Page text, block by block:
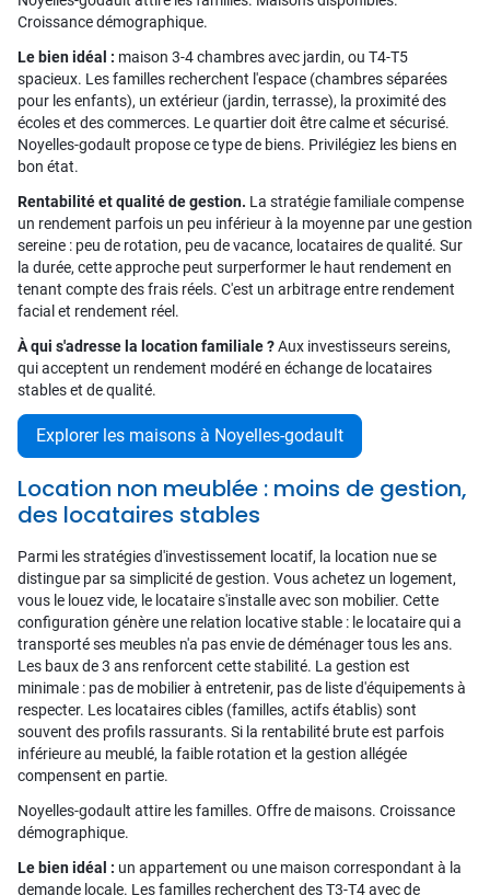
Croissance démographique.
Le bien idéal : maison 3-4 chambres avec jardin, ou T4-T5
spacieux. Les familles recherchent l'espace (chambres séparées
pour les enfants), un extérieur (jardin, terrasse), la proximité des
écoles et des commerces. Le quartier doit être calme et sécurisé.
Noyelles-godault propose ce type de biens. Privilégiez les biens en
bon état.
Rentabilité et qualité de gestion. La stratégie familiale compense
un rendement parfois un peu inférieur à la moyenne par une gestion
sereine : peu de rotation, peu de vacance, locataires de qualité. Sur
la durée, cette approche peut surperformer le haut rendement en
tenant compte des frais réels. C'est un arbitrage entre rendement
facial et rendement réel.
À qui s'adresse la location familiale ?Aux investisseurs sereins,
qui acceptent un rendement modéré en échange de locataires
stables et de qualité.
Explorer les maisons à Noyelles-godault
Location non meublée : moins de gestion,
des locataires stables
Parmi les stratégies d'investissement locatif, la location nue se
distingue par sa simplicité de gestion. Vous achetez un logement,
vous le louez vide, le locataire s'installe avec son mobilier. Cette
configuration génère une relation locative stable : le locataire qui a
transporté ses meubles n'a pas envie de déménager tous les ans.
Les baux de 3 ans renforcent cette stabilité. La gestion est
minimale : pas de mobilier à entretenir, pas de liste d'équipements à
respecter. Les locataires cibles (familles, actifs établis) sont
souvent des profils rassurants. Si la rentabilité brute est parfois
inférieure au meublé, la faible rotation et la gestion allégée
compensent en partie.
Noyelles-godault attire les familles. Offre de maisons. Croissance
démographique.
Le bien idéal : un appartement ou une maison correspondant à la
demande locale. Les familles recherchent des T3-T4 avec de